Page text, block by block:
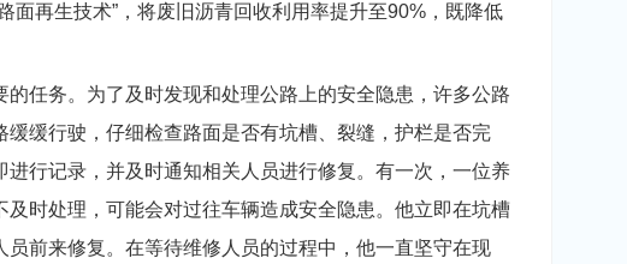
面再生技术”，将废旧沥青回收利用率提升至90%，既降低
务。为了及时发现和处理公路上的安全隐患，许多公路
缓行驶，仔细检查路面是否有坑槽、裂缝，护栏是否完
行记录，并及时通知相关人员进行修复。有一次，一位养
时处理，可能会对过往车辆造成安全隐患。他立即在坑槽
前来修复。在等待维修人员的过程中，他一直坚守在现